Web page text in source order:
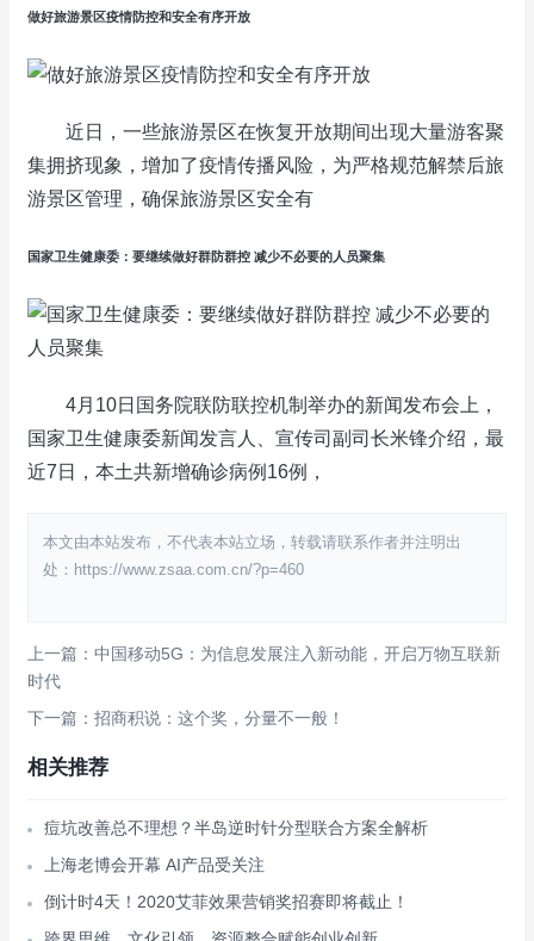
做好旅游景区疫情防控和安全有序开放
近日，一些旅游景区在恢复开放期间出现大量游客聚
集拥挤现象，增加了疫情传播风险，为严格规范解禁后旅
游景区管理，确保旅游景区安全有
国家卫生健康委：要继续做好群防群控 减少不必要的人员聚集
4月10日国务院联防联控机制举办的新闻发布会上，
国家卫生健康委新闻发言人、宣传司副司长米锋介绍，最
近7日，本土共新增确诊病例16例，
本文由本站发布，不代表本站立场，转载请联系作者并注明出
处：https://www.zsaa.com.cn/?p=460
上一篇：中国移动5G：为信息发展注入新动能，开启万物互联新
时代
下一篇：招商积说：这个奖，分量不一般！
相关推荐
痘坑改善总不理想？半岛逆时针分型联合方案全解析
上海老博会开幕 AI产品受关注
倒计时4天！2020艾菲效果营销奖招赛即将截止！